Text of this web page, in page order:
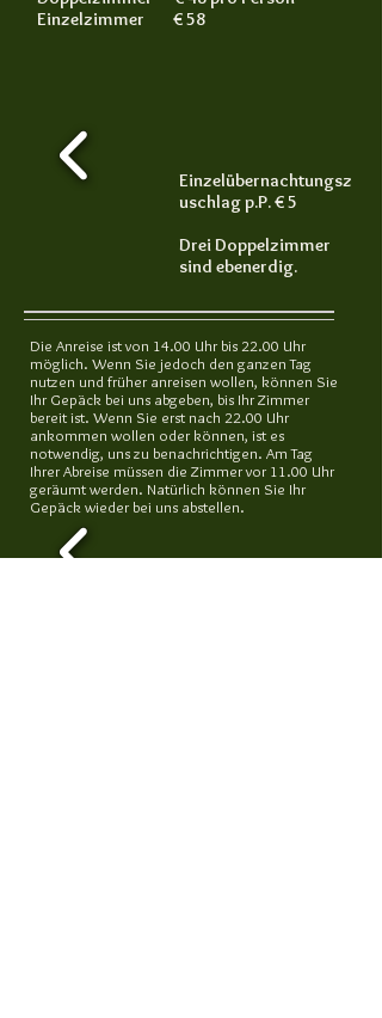
Einzelzimmer € 58
Einzelübernachtungsz
uschlag p.P. € 5
Drei Doppelzimmer
sind ebenerdig.
Die Anreise ist von 14.00 Uhr bis 22.00 Uhr
möglich. Wenn Sie jedoch den ganzen Tag
nutzen und früher anreisen wollen, können Sie
Ihr Gepäck bei uns abgeben, bis Ihr Zimmer
bereit ist. Wenn Sie erst nach 22.00 Uhr
ankommen wollen oder können, ist es
notwendig, uns zu benachrichtigen. Am Tag
Ihrer Abreise müssen die Zimmer vor 11.00 Uhr
geräumt werden. Natürlich können Sie Ihr
Gepäck wieder bei uns abstellen.